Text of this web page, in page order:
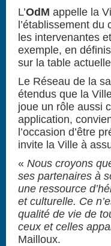
L’OdM appelle la
l’établissement
les intervenantes
exemple, en
sur la table
Le Réseau de la
étendus que la
joue un rôle aussi
application,
l’occasion d’être
invite la Ville à
« Nous croyons
ses partenaires à
une ressource
et culturelle. Ce
qualité de vie de
ceux et celles
Mailloux.